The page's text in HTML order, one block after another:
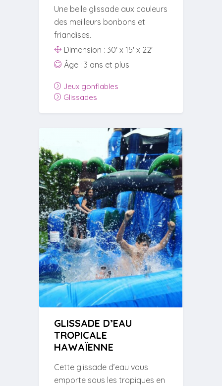
Une belle glissade aux couleurs
des meilleurs bonbons et
friandises.
Dimension : 30' x 15' x 22'
Âge : 3 ans et plus
Jeux gonflables
Glissades
GLISSADE D’EAU
TROPICALE
HAWAÏENNE
Cette glissade d’eau vous
emporte sous les tropiques en